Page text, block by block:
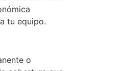
tu equipo.
o